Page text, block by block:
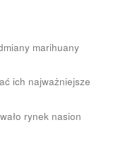
marihuany
ich najważniejsze
rynek nasion